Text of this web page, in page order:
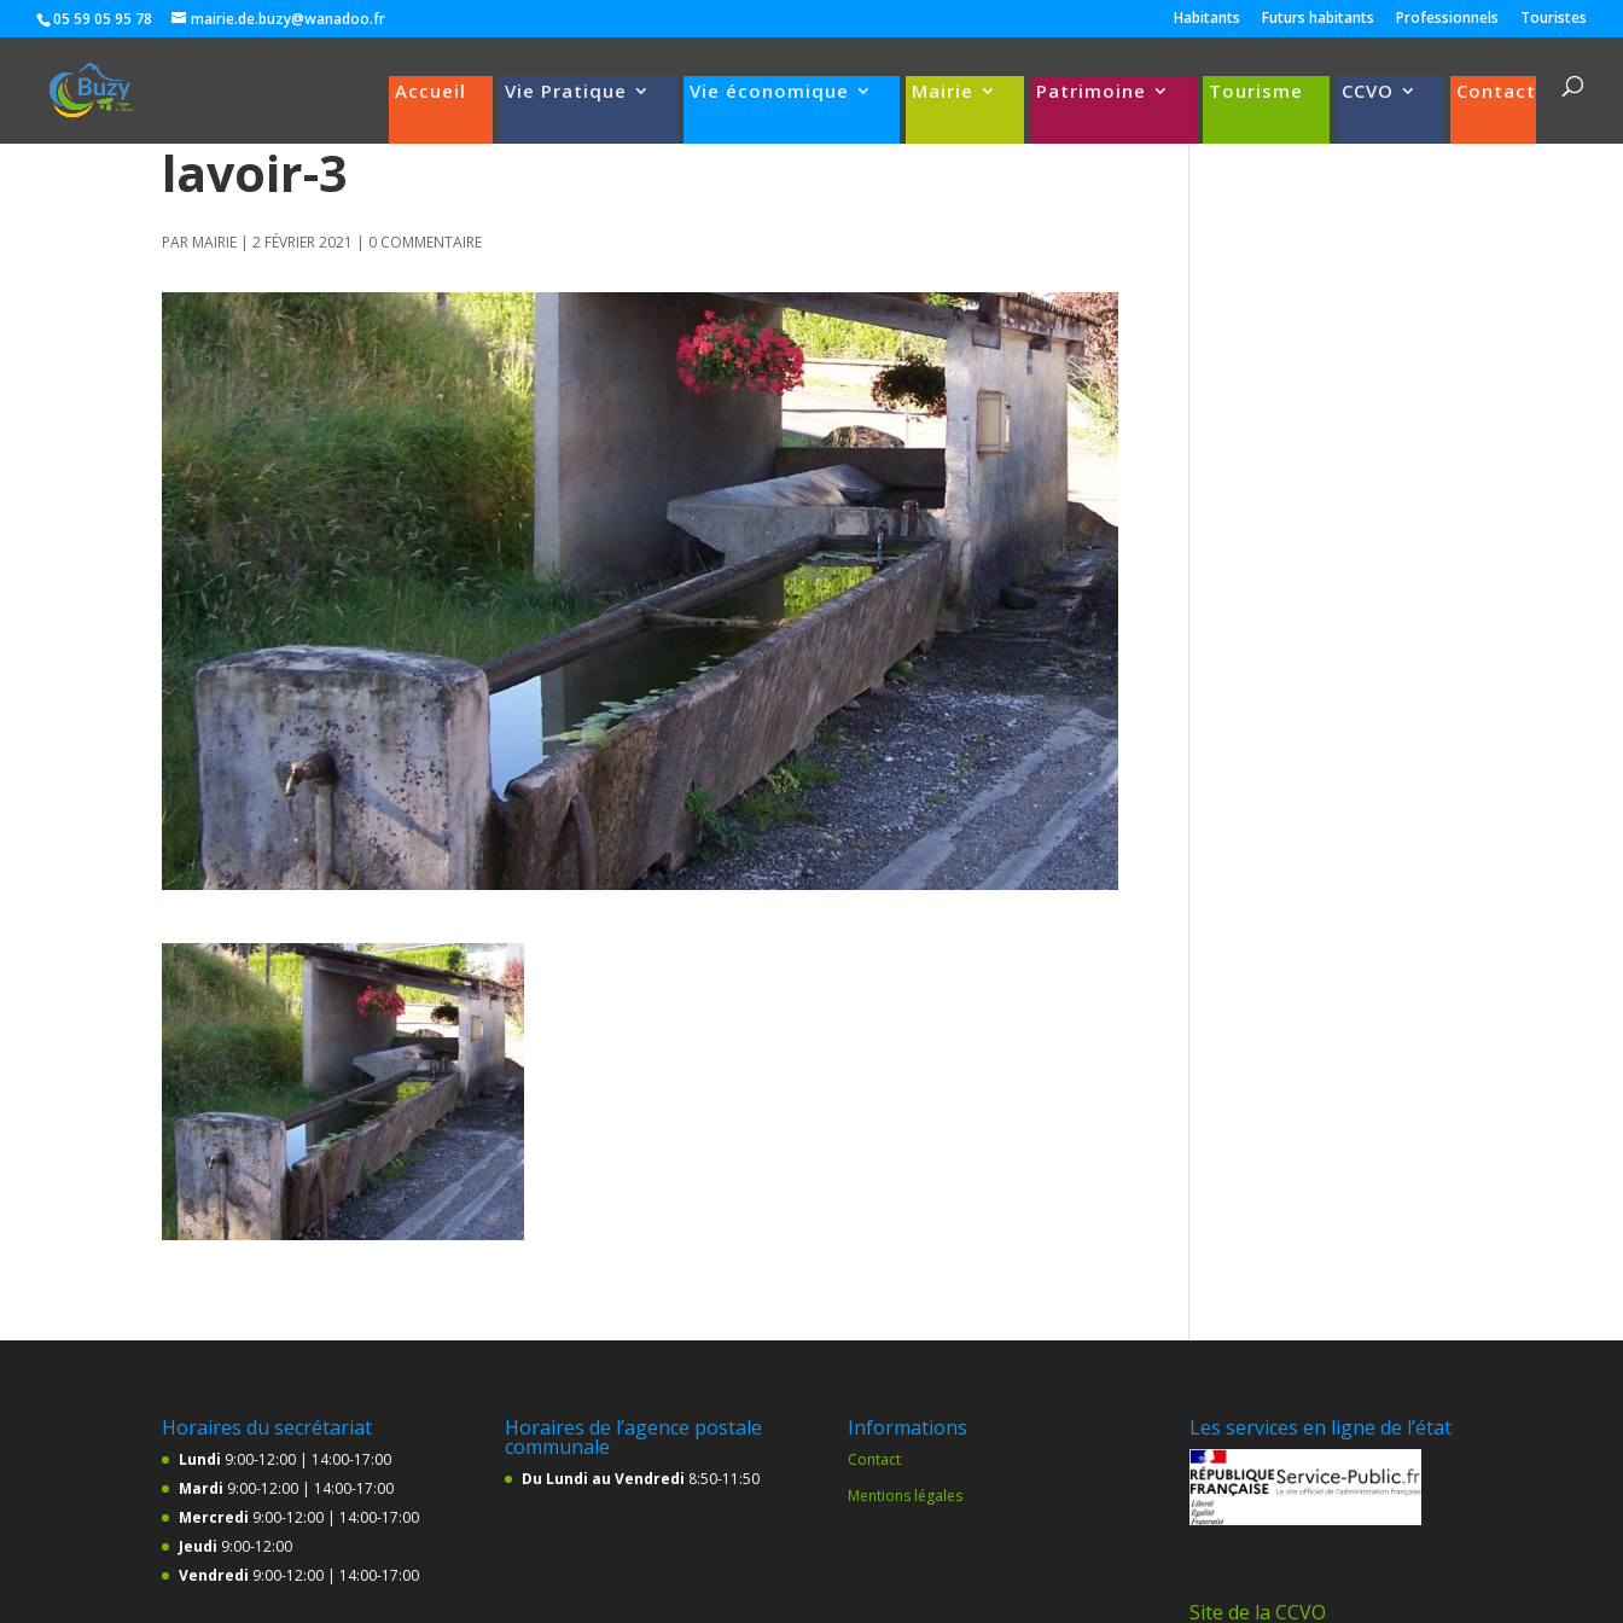
05 59 05 95 78 mairie.de.buzy@wanadoo.fr Habitants Futurs habitants Professionnels Touristes
Accueil Vie Pratique Vie économique Mairie Patrimoine Tourisme CCVO Contact
lavoir-3
PAR MAIRIE |2 FÉVRIER 2021 | 0 COMMENTAIRE
Horaires du secrétariat
Lundi 9:00-12:00 | 14:00-17:00
Mardi 9:00-12:00 | 14:00-17:00
Mercredi 9:00-12:00 | 14:00-17:00
Jeudi 9:00-12:00
Vendredi 9:00-12:00 | 14:00-17:00
Horaires de l’agence postale
communale
Du Lundi au Vendredi 8:50-11:50
Informations
Contact
Mentions légales
Les services en ligne de l’état
Site de la CCVO